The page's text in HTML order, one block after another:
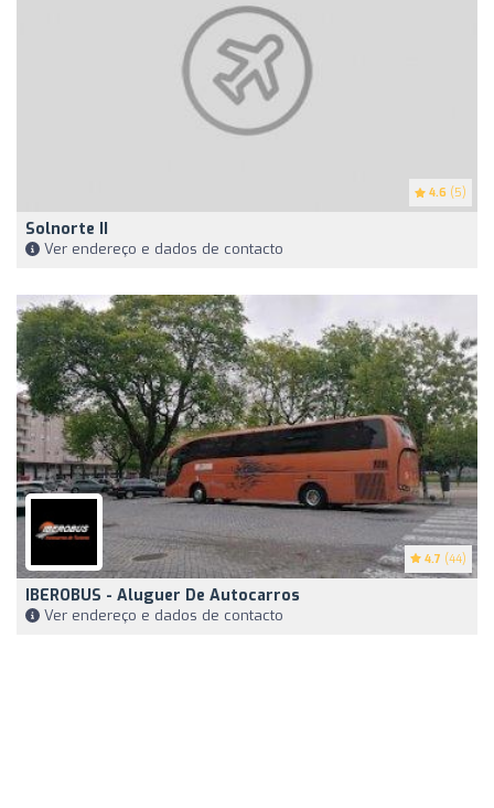
4.6 (5)
Solnorte II
Ver endereço e dados de contacto
4.7 (44)
IBEROBUS - Aluguer De Autocarros
Ver endereço e dados de contacto